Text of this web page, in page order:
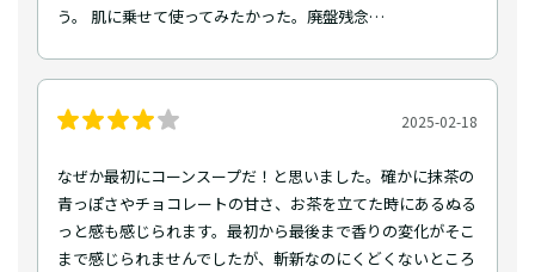
う。 肌に乗せて使ってみたかった。廃盤残念…
2025-02-18
なぜか最初にコーンスープだ！と思いました。確かに抹茶の
青っぽさやチョコレートの甘さ、お茶を立てた時にあるぬる
っと感も感じられます。最初から最後まで香りの変化がそこ
まで感じられませんでしたが、斬新なのにくどくないところ